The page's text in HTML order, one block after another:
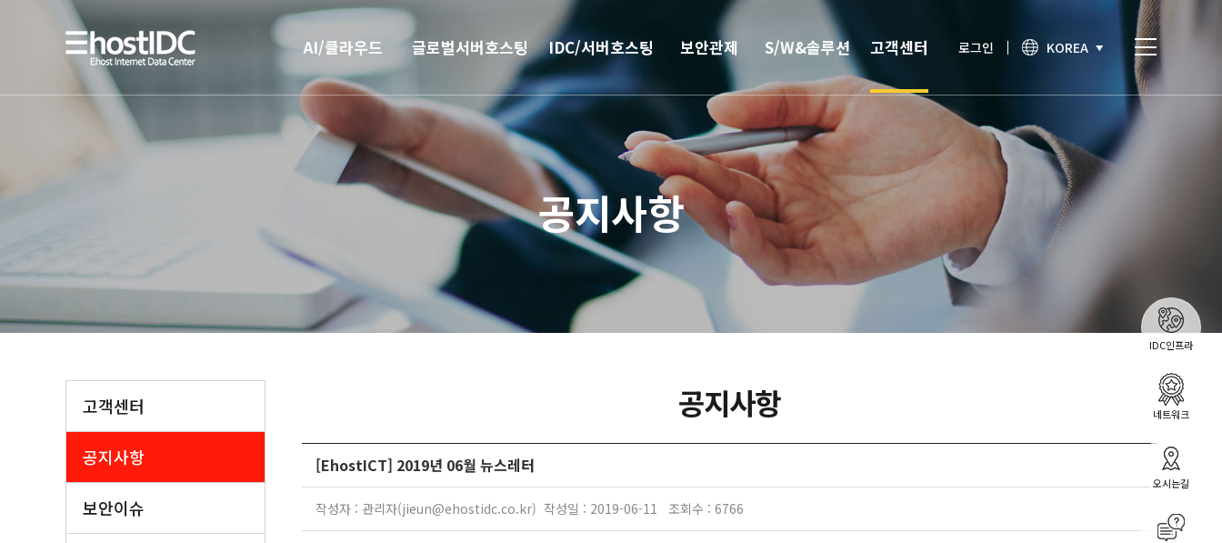
AI/클라우드
AI 인프라
AI 전용 서버호스팅
글로벌서버호스팅
해외
IDC/서버호스팅
서버호스팅
CN2 중국회선
서버 매니지먼트
IPFS 구축
L4 로드밸런싱
보안관제
안티랜섬웨어
웹격리(RBI)
방화벽
보안솔루션
DDoS & 백신
S/W&솔루션
부가서비스
SSO 통합인증
모바일 간편인증
고객센터
공지사항
기술노트
상담문의
로그인 KOREA
공지사항
고객센터
공지사항
보안이슈
공지사항
[EhostICT] 2019년 06월 뉴스레터
작성자 : 관리자(jieun@ehostidc.co.kr) 작성일 : 2019-06-11 조회수 : 6766
IDC인프라
네트워크
오시는길